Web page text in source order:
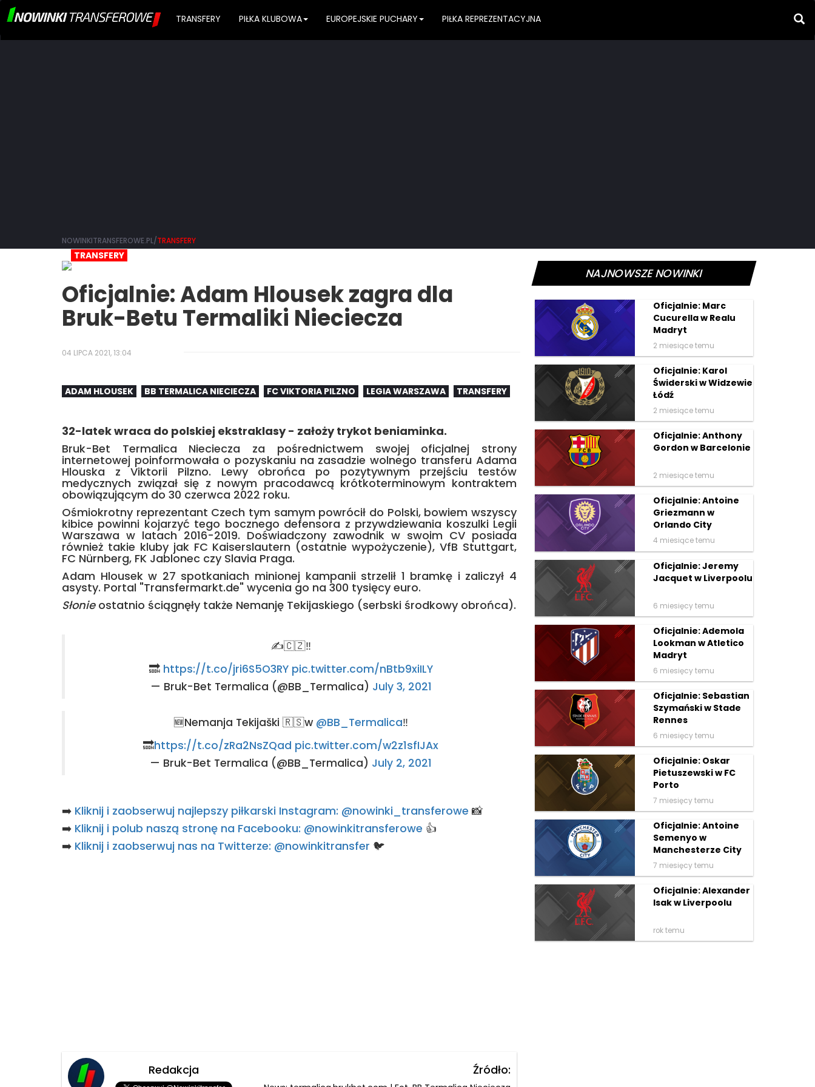
TRANSFERY PIŁKA KLUBOWA EUROPEJSKIE PUCHARY PIŁKA REPREZENTACYJNA
NOWINKITRANSFEROWE.PL/TRANSFERY
TRANSFERY
Oficjalnie: Adam Hlousek zagra dla
Bruk-Betu Termaliki Nieciecza
04 LIPCA 2021, 13:04
ADAM HLOUSEK BB TERMALICA NIECIECZA FC VIKTORIA PILZNO LEGIA WARSZAWA TRANSFERY
32-latek wraca do polskiej ekstraklasy - założy trykot beniaminka.
Bruk-Bet Termalica Nieciecza za pośrednictwem swojej oficjalnej strony
internetowej poinformowała o pozyskaniu na zasadzie wolnego transferu Adama
Hlouska z Viktorii Pilzno. Lewy obrońca po pozytywnym przejściu testów
medycznych związał się z nowym pracodawcą krótkoterminowym kontraktem
obowiązującym do 30 czerwca 2022 roku.
Ośmiokrotny reprezentant Czech tym samym powrócił do Polski, bowiem wszyscy
kibice powinni kojarzyć tego bocznego defensora z przywdziewania koszulki Legii
Warszawa w latach 2016-2019. Doświadczony zawodnik w swoim CV posiada
również takie kluby jak FC Kaiserslautern (ostatnie wypożyczenie), VfB Stuttgart,
FC Nürnberg, FK Jablonec czy Slavia Praga.
Adam Hlousek w 27 spotkaniach minionej kampanii strzelił 1 bramkę i zaliczył 4
asysty. Portal "Transfermarkt.de" wycenia go na 300 tysięcy euro.
Słonieostatnio ściągnęły także Nemanję Tekijaskiego (serbski środkowy obrońca).
✍️🇨🇿‼️
🔜 https://t.co/jri6S5O3RY pic.twitter.com/nBtb9xiILY
— Bruk-Bet Termalica (@BB_Termalica) July 3, 2021
🆕Nemanja Tekijaški 🇷🇸w @BB_Termalica‼️
🔜https://t.co/zRa2NsZQad pic.twitter.com/w2z1sfIJAx
— Bruk-Bet Termalica (@BB_Termalica) July 2, 2021
➡️ Kliknij i zaobserwuj najlepszy piłkarski Instagram: @nowinki_transferowe 📸
➡️ Kliknij i polub naszą stronę na Facebooku: @nowinkitransferowe 👍
➡️ Kliknij i zaobserwuj nas na Twitterze: @nowinkitransfer 🐦
Redakcja Źródło:
NAJNOWSZE NOWINKI
Oficjalnie: Marc
Cucurella w Realu
Madryt
2 miesiące temu
Oficjalnie: Karol
Świderski w Widzewie
Łódź
2 miesiące temu
Oficjalnie: Anthony
Gordon w Barcelonie
2 miesiące temu
Oficjalnie: Antoine
Griezmann w
Orlando City
4 miesiące temu
Oficjalnie: Jeremy
Jacquet w Liverpoolu
6 miesięcy temu
Oficjalnie: Ademola
Lookman w Atletico
Madryt
6 miesięcy temu
Oficjalnie: Sebastian
Szymański w Stade
Rennes
6 miesięcy temu
Oficjalnie: Oskar
Pietuszewski w FC
Porto
7 miesięcy temu
Oficjalnie: Antoine
Semenyo w
Manchesterze City
7 miesięcy temu
Oficjalnie: Alexander
Isak w Liverpoolu
rok temu